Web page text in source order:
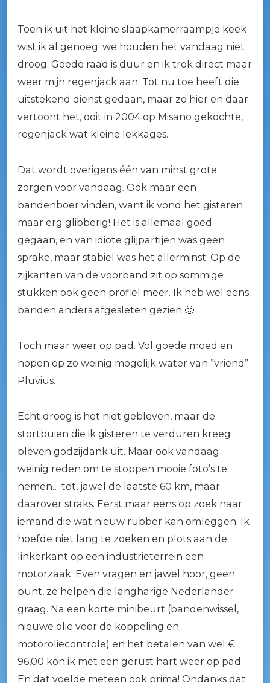
Toen ik uit het kleine slaapkamerraampje keek
wist ik al genoeg: we houden het vandaag niet
droog. Goede raad is duur en ik trok direct maar
weer mijn regenjack aan. Tot nu toe heeft die
uitstekend dienst gedaan, maar zo hier en daar
vertoont het, ooit in 2004 op Misano gekochte,
regenjack wat kleine lekkages.
Dat wordt overigens één van minst grote
zorgen voor vandaag. Ook maar een
bandenboer vinden, want ik vond het gisteren
maar erg glibberig! Het is allemaal goed
gegaan, en van idiote glijpartijen was geen
sprake, maar stabiel was het allerminst. Op de
zijkanten van de voorband zit op sommige
stukken ook geen profiel meer. Ik heb wel eens
banden anders afgesleten gezien 🙂
Toch maar weer op pad. Vol goede moed en
hopen op zo weinig mogelijk water van ”vriend”
Pluvius.
Echt droog is het niet gebleven, maar de
stortbuien die ik gisteren te verduren kreeg
bleven godzijdank uit. Maar ook vandaag
weinig reden om te stoppen mooie foto’s te
nemen… tot, jawel de laatste 60 km, maar
daarover straks. Eerst maar eens op zoek naar
iemand die wat nieuw rubber kan omleggen. Ik
hoefde niet lang te zoeken en plots aan de
linkerkant op een industrieterrein een
motorzaak. Even vragen en jawel hoor, geen
punt, ze helpen die langharige Nederlander
graag. Na een korte minibeurt (bandenwissel,
nieuwe olie voor de koppeling en
motoroliecontrole) en het betalen van wel €
96,00 kon ik met een gerust hart weer op pad.
En dat voelde meteen ook prima! Ondanks dat